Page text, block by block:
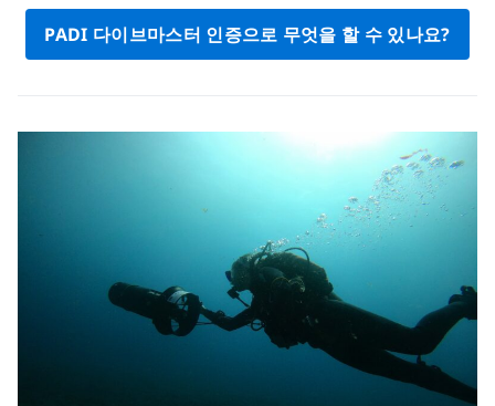
PADI 다이브마스터 인증으로 무엇을 할 수 있나요?